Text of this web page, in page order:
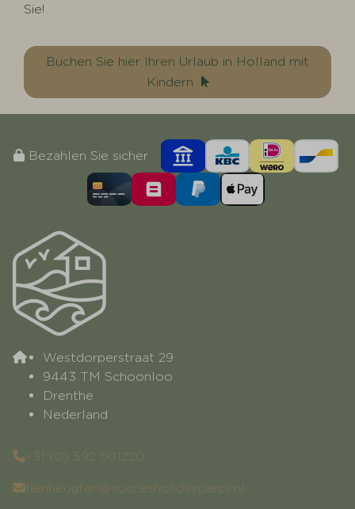
Sie!
Buchen Sie hier Ihren Urlaub in Holland mit
Kindern
Bezahlen Sie sicher
Westdorperstraat 29
9443 TM Schoonloo
Drenthe
Nederland
+31 (0) 592 501220
tienheugten@succesholidayparcs.nl